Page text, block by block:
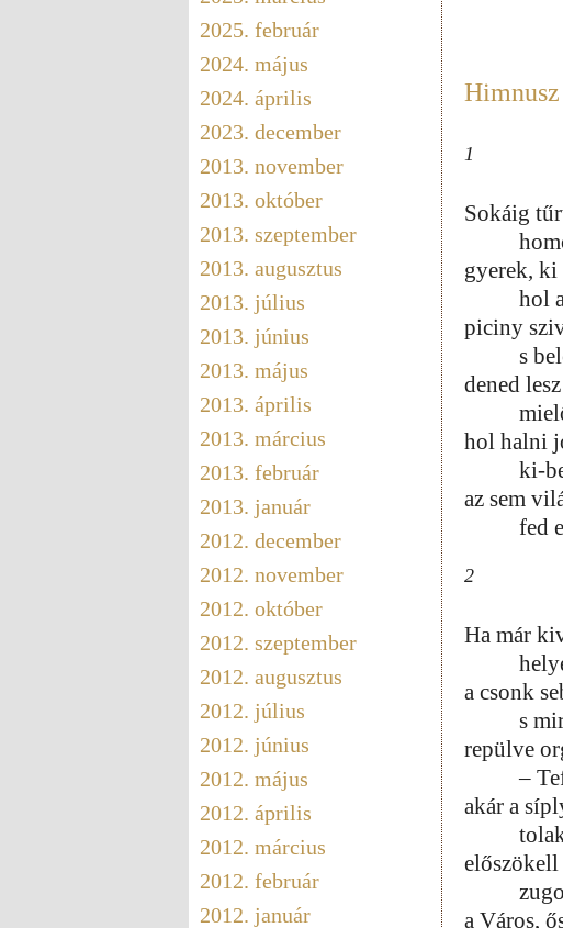
Himnusz
1
Sokáig
gyerek, ki
hol
piciny
s
dened
hol halni
ki-
az sem
fed
2
Ha már
a csonk
s
repülve
–
akár a
a Város,
2025. február
2024. május
2024. április
2023. december
2013. november
2013. október
2013. szeptember
2013. augusztus
2013. július
2013. június
2013. május
2013. április
2013. március
2013. február
2013. január
2012. december
2012. november
2012. október
2012. szeptember
2012. augusztus
2012. július
2012. június
2012. május
2012. április
2012. március
2012. február
2012. január